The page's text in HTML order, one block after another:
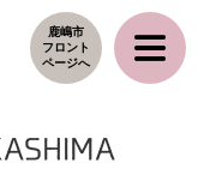
鹿嶋市
フロント
ページへ